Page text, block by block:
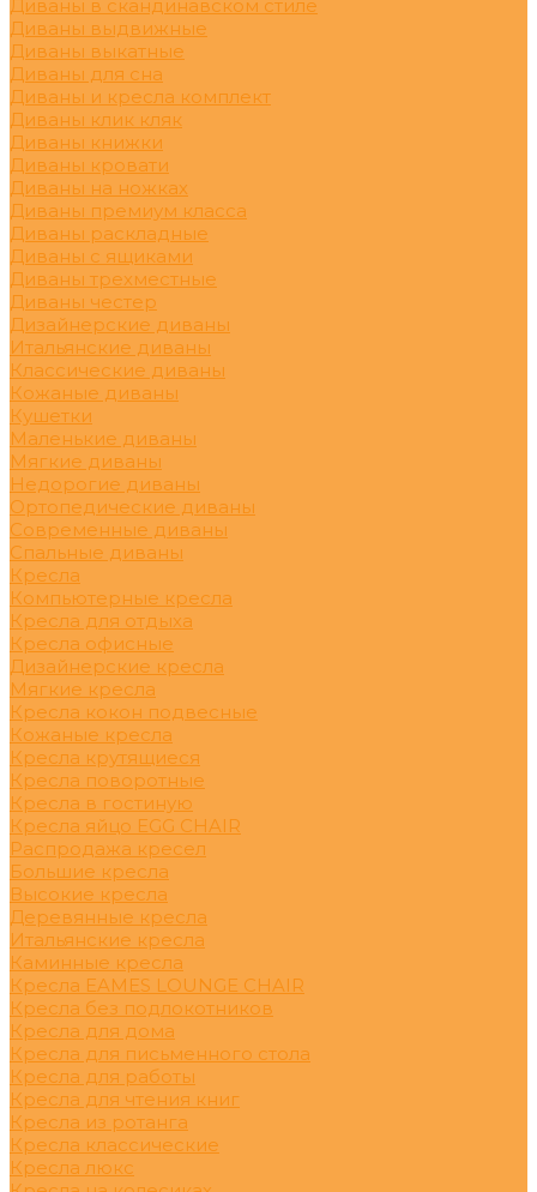
Диваны в скандинавском стиле
Диваны выдвижные
Диваны выкатные
Диваны для сна
Диваны и кресла комплект
Диваны клик кляк
Диваны книжки
Диваны кровати
Диваны на ножках
Диваны премиум класса
Диваны раскладные
Диваны с ящиками
Диваны трехместные
Диваны честер
Дизайнерские диваны
Итальянские диваны
Классические диваны
Кожаные диваны
Кушетки
Маленькие диваны
Мягкие диваны
Недорогие диваны
Ортопедические диваны
Современные диваны
Спальные диваны
Кресла
Компьютерные кресла
Кресла для отдыха
Кресла офисные
Дизайнерские кресла
Мягкие кресла
Кресла кокон подвесные
Кожаные кресла
Кресла крутящиеся
Кресла поворотные
Кресла в гостиную
Кресла яйцо EGG CHAIR
Распродажа кресел
Большие кресла
Высокие кресла
Деревянные кресла
Итальянские кресла
Каминные кресла
Кресла EAMES LOUNGE CHAIR
Кресла без подлокотников
Кресла для дома
Кресла для письменного стола
Кресла для работы
Кресла для чтения книг
Кресла из ротанга
Кресла классические
Кресла люкс